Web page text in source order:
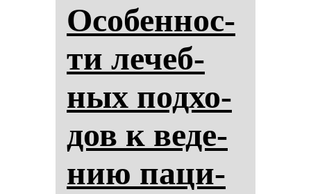
Осо­бен­нос­
ти ле­чеб­
ных под­хо­
дов к ве­де­
нию па­ци­